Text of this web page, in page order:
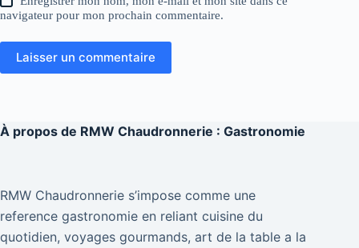
navigateur pour mon prochain commentaire.
Laisser un commentaire
À propos de RMW Chaudronnerie : Gastronomie
RMW Chaudronnerie s’impose comme une
reference gastronomie en reliant cuisine du
quotidien, voyages gourmands, art de la table a la